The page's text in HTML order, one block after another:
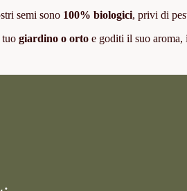
semi sono 100% biologici, privi di
tuogiardino o orto e goditi il suo aroma,